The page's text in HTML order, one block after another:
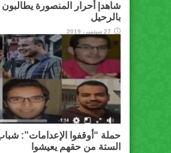
شاهد| أحرار المنصورة
بالرحيل
27 سبتمبر، 2019
حملة “أوقفوا الإعدامات”:
الستة من حقهم يعيشوا